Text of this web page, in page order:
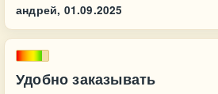
андрей, 01.09.2025
Удобно заказывать